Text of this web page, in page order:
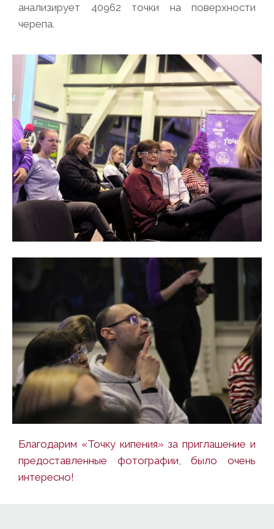
анализирует 40962 точки на поверхности
черепа.
Благодарим «Точку кипения» за приглашение и
предоставленные фотографии, было очень
интересно!